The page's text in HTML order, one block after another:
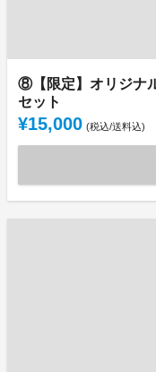
⑧【限定】オリジナ
セット
¥15,000 (税込/送料込)